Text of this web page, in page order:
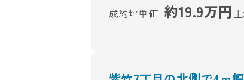
成約坪単価 約19.9万円